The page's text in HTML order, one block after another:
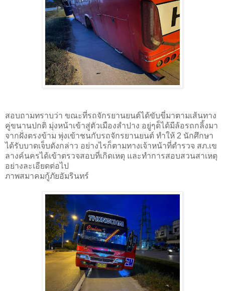
สอบถามทราบว่า ขณะที่รถจักรยานยนต์ได้ขับขี่มาตามเส้นทาง
คู่ขนานปกติ มุ่งหน้าเข้าสู่ตัวเมืองลำปาง อยู่ๆด็ได้มีล้อรถกลิ้งมา
จากฝั่งตรงข้าม พุ่งเข้าชนกับรถจักรยานยนต์ ทำให้ 2 นักศึกษา
ได้รับบาดเจ็บดังกล่าว อย่างไรก็ตามทางเจ้าหน้าที่ตำรวจ สภ.เข
ลางค์นครได้เข้าตรวจสอบที่เกิดเหตุ และทำการสอบสวนสาเหตุ
อย่างละเอียดต่อไป
ภาพสมาคมกู้ภัยอัมรินทร์